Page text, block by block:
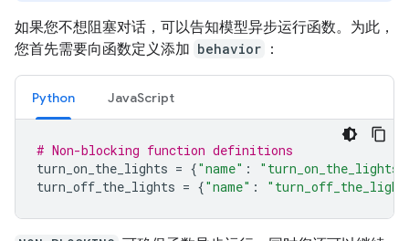
如果您不想阻塞对话，可以告知模型异步运行函数。为此，
您首先需要向函数定义添加 behavior ：
Python JavaScript
# Non-blocking function definitions
turn_on_the_lights = {"name" : "turn_on_the_lights"
turn_off_the_lights = {"name" :